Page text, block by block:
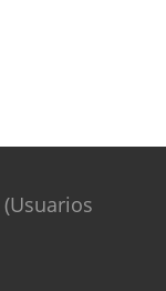
(Usuarios